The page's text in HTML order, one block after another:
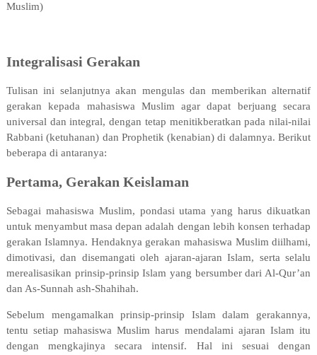
Muslim)
Integralisasi Gerakan
Tulisan ini selanjutnya akan mengulas dan memberikan alternatif
gerakan kepada mahasiswa Muslim agar dapat berjuang secara
universal dan integral, dengan tetap menitikberatkan pada nilai-nilai
Rabbani (ketuhanan) dan Prophetik (kenabian) di dalamnya. Berikut
beberapa di antaranya:
Pertama, Gerakan Keislaman
Sebagai mahasiswa Muslim, pondasi utama yang harus dikuatkan
untuk menyambut masa depan adalah dengan lebih konsen terhadap
gerakan Islamnya. Hendaknya gerakan mahasiswa Muslim diilhami,
dimotivasi, dan disemangati oleh ajaran-ajaran Islam, serta selalu
merealisasikan prinsip-prinsip Islam yang bersumber dari Al-Qur’an
dan As-Sunnah ash-Shahihah.
Sebelum mengamalkan prinsip-prinsip Islam dalam gerakannya,
tentu setiap mahasiswa Muslim harus mendalami ajaran Islam itu
dengan mengkajinya secara intensif. Hal ini sesuai dengan